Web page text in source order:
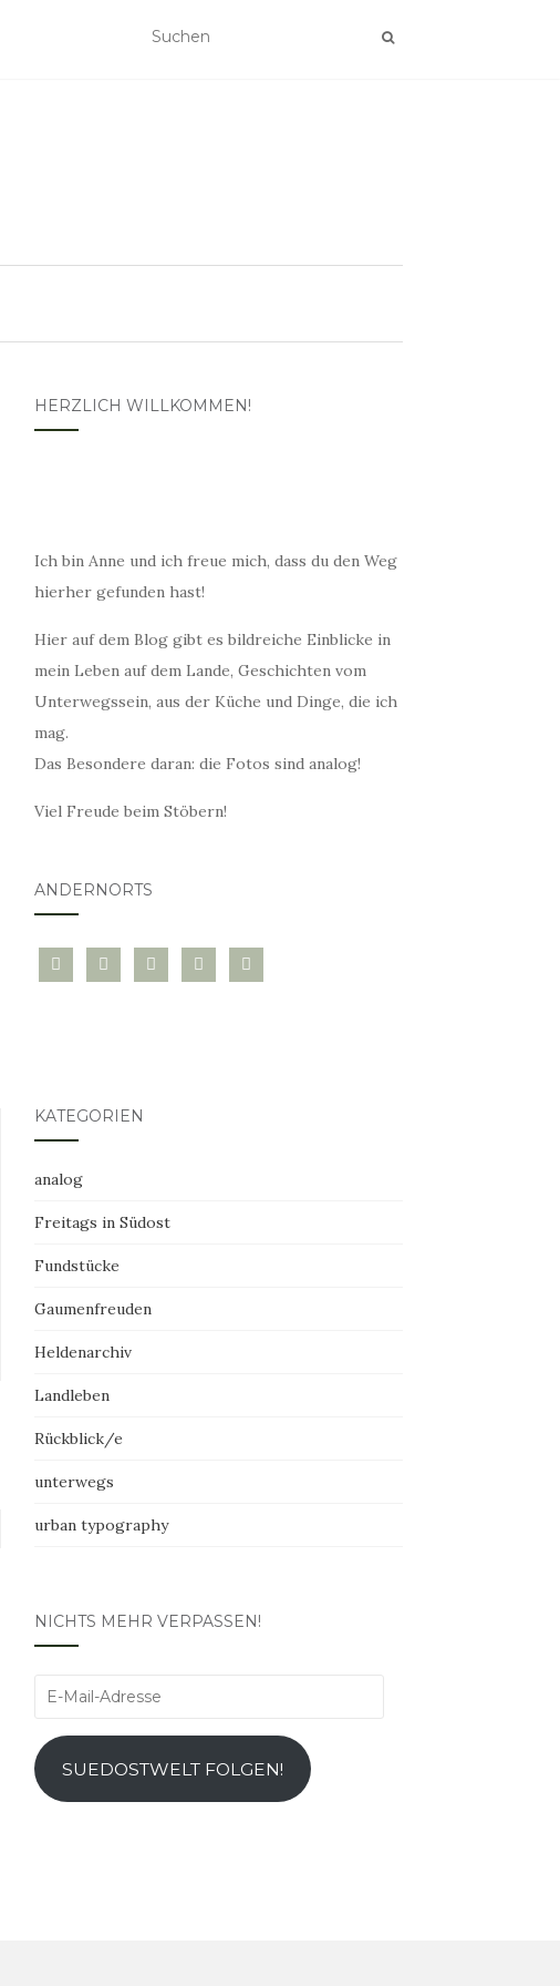
HERZLICH WILLKOMMEN!
Ich bin Anne und ich freue mich, dass du den Weg
hierher gefunden hast!
Hier auf dem Blog gibt es bildreiche Einblicke in
mein Leben auf dem Lande, Geschichten vom
Unterwegssein, aus der Küche und Dinge, die ich
mag.
Das Besondere daran: die Fotos sind analog!
Viel Freude beim Stöbern!
ANDERNORTS
bloglovininstagramtwitter pinterest
mail
KATEGORIEN
analog
Freitags in Südost
Fundstücke
Gaumenfreuden
Heldenarchiv
Landleben
Rückblick/e
unterwegs
urban typography
NICHTS MEHR VERPASSEN!
E-
Adresse
SUEDOSTWELT FOLGEN!